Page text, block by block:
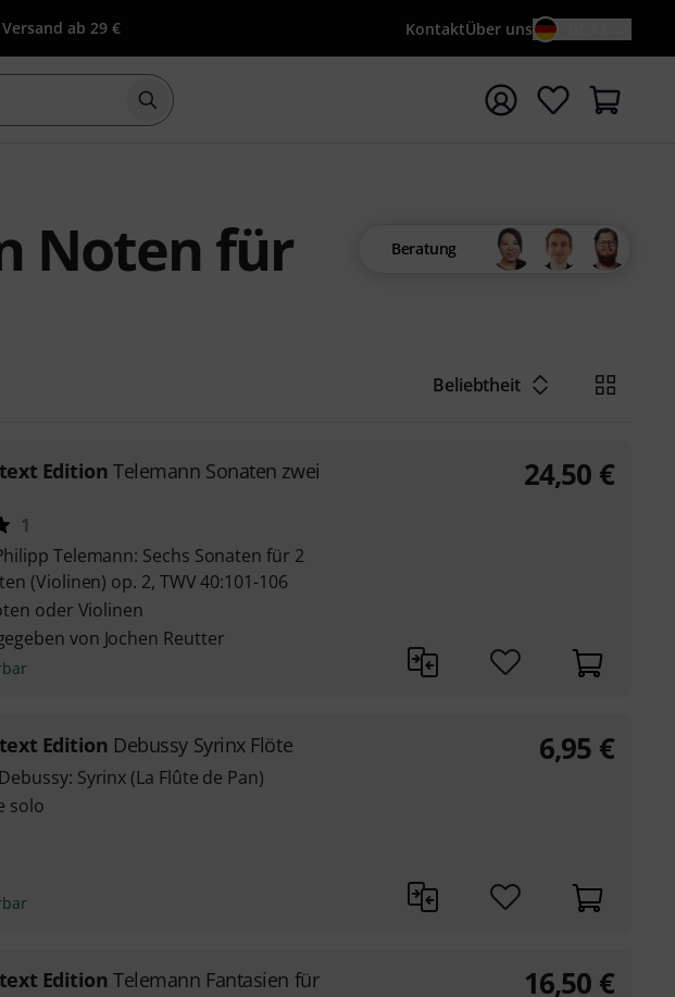
ab 29 € KontaktÜber uns
Suche mit Suchwort {searchTerm} starten
Noten für
Beratung
Beliebtheit
Edition Telemann Sonaten zwei
1
Telemann: Sechs Sonaten für 2
(Violinen) op. 2, TWV 40:101-106
oder Violinen
von Jochen Reutter
24,50 €
Edition Debussy Syrinx Flöte
Syrinx (La Flûte de Pan)
solo
6,95 €
Edition Telemann Fantasien für
16,50 €